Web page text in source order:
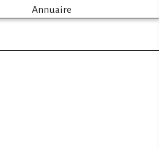
Annuaire